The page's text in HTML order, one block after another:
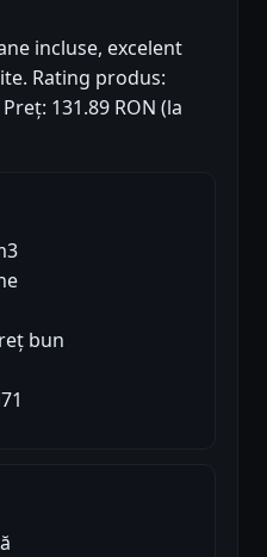
incluse, excelent
Rating produs:
131.89 RON (la
bun